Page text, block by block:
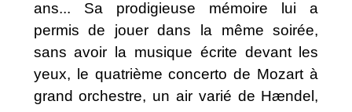
ans... Sa prodigieuse mémoire lui a
permis de jouer dans la même soirée,
sans avoir la musique écrite devant les
yeux, le quatrième concerto de Mozart à
grand orchestre, un air varié de Hændel,